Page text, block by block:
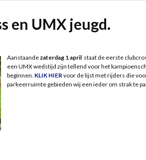
en UMX jeugd.
Aanstaandezaterdag 1 april staat de eerste
een UMX wedstijd zijn tellend voor het
beginnen. KLIK HIERvoor de lijst met rijders die
parkeerruimte gebieden wij een ieder om strak te